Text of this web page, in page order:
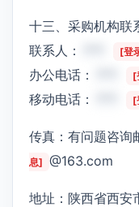
十三、采购机构联
联系人：
[登
办公电话： [
移动电话： [
传真：有问题咨询
息] @163.com
地址：陕西省西安